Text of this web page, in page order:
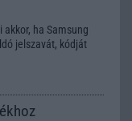
ha Samsung
jelszavát, kódját